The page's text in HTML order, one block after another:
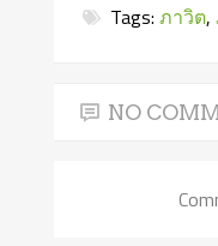
Tags:ภาวิต,
NO